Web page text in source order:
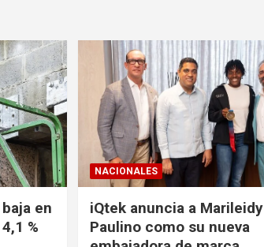
en
%
NACIONALES
iQtek anuncia a Marileidy
Paulino como su nueva